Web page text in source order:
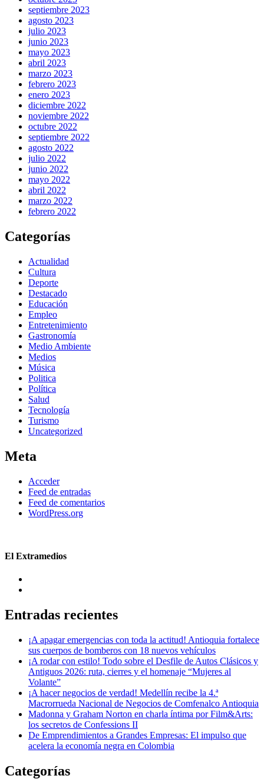
septiembre 2023
agosto 2023
julio 2023
junio 2023
mayo 2023
abril 2023
marzo 2023
febrero 2023
enero 2023
diciembre 2022
noviembre 2022
octubre 2022
septiembre 2022
agosto 2022
julio 2022
junio 2022
mayo 2022
abril 2022
marzo 2022
febrero 2022
Categorías
Actualidad
Cultura
Deporte
Destacado
Educación
Empleo
Entretenimiento
Gastronomía
Medio Ambiente
Medios
Música
Politica
Política
Salud
Tecnología
Turismo
Uncategorized
Meta
Acceder
Feed de entradas
Feed de comentarios
WordPress.org
El Extramedios
Entradas recientes
¡A apagar emergencias con toda la actitud! Antioquia fortalece
sus cuerpos de bomberos con 18 nuevos vehículos
¡A rodar con estilo! Todo sobre el Desfile de Autos Clásicos y
Antiguos 2026: ruta, cierres y el homenaje “Mujeres al
Volante”
¡A hacer negocios de verdad! Medellín recibe la 4.ª
Macrorrueda Nacional de Negocios de Comfenalco Antioquia
Madonna y Graham Norton en charla íntima por Film&Arts:
los secretos de Confessions II
De Emprendimientos a Grandes Empresas: El impulso que
acelera la economía negra en Colombia
Categorías